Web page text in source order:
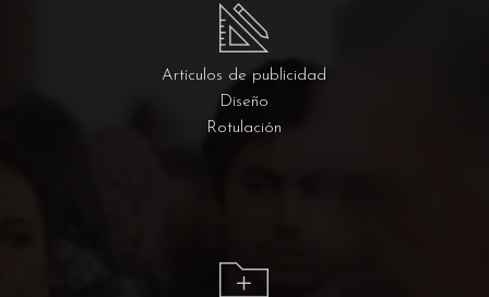
Artículos de publicidad
Diseño
Rotulación